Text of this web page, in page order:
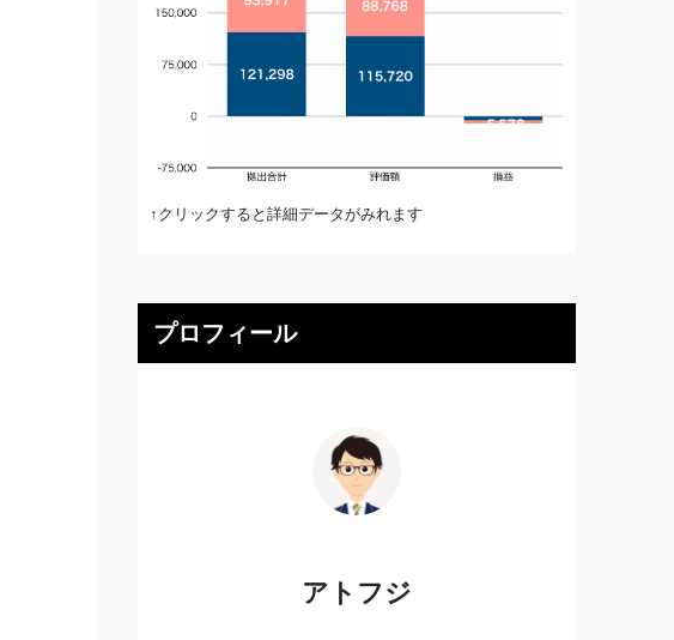
↑クリックすると詳細データがみれます
プロフィール
アトフジ